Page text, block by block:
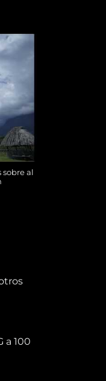
al
a 100